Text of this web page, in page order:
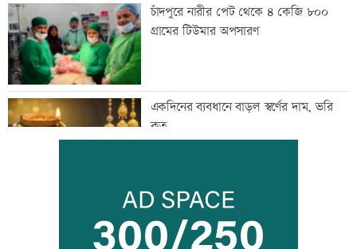
চাঁদপুরে নারীর পেট থেকে ৪ কেজি ৮০০
গ্রামের টিউমার অপসারণ
একদিনের ব্যবধানে বাড়ল স্বর্ণের দাম, ভরি
কত
নারী সহকর্মীর ঘর থেকে বস্ত্রহীন অবস্থায়
যুবদল নেতা আটক